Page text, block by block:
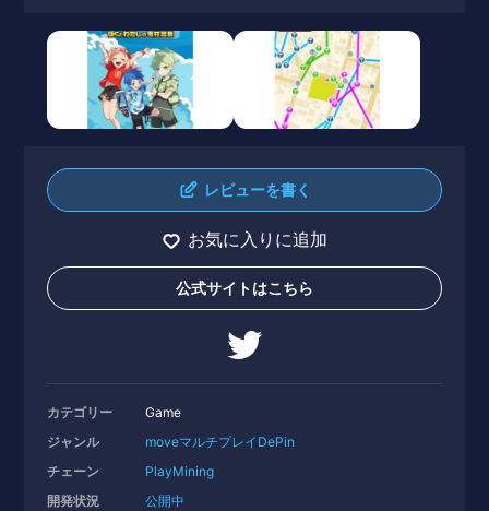
レビューを書く
お気に入りに追加
公式サイトはこちら
カテゴリー
Game
ジャンル
moveマルチプレイ DePin
チェーン
PlayMining
開発状況
公開中